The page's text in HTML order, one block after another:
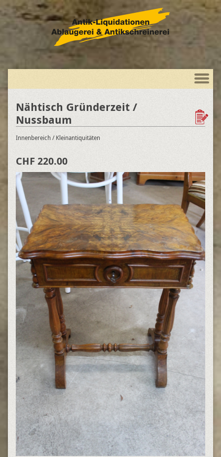
Nähtisch Gründerzeit /
Nussbaum
Innenbereich / Kleinantiquitäten
CHF 220.00